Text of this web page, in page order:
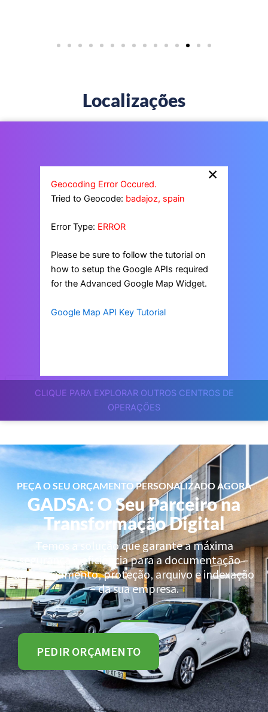
Localizações
CLIQUE PARA EXPLORAR OUTROS CENTROS DE
OPERAÇÕES
×
Geocoding Error Occured.
Tried to Geocode: badajoz, spain
Error Type: ERROR
Please be sure to follow the tutorial on
how to setup the Google APIs required
for the Advanced Google Map Widget.
Google Map API Key Tutorial
PEÇA O SEU ORÇAMENTO PERSONALIZADO AGORA
GADSA: O Seu Parceiro na
Transformação Digital
Temos a solução que garante a máxima
segurança e eficiência para a documentação –
armazenamento, proteção, arquivo e indexação
– da sua empresa.
PEDIR ORÇAMENTO